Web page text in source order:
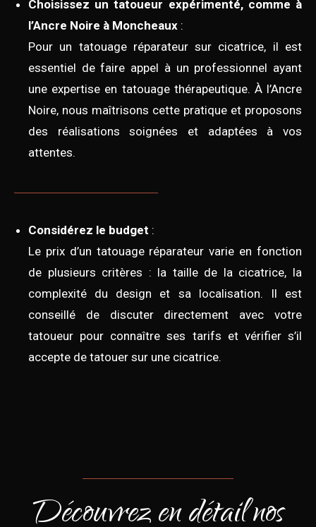
Choisissez un tatoueur expérimenté, comme à
l’Ancre Noire à Moncheaux :
Pour un tatouage réparateur sur cicatrice, il est
essentiel de faire appel à un professionnel ayant
une expertise en tatouage thérapeutique. À l’Ancre
Noire, nous maîtrisons cette pratique et proposons
des réalisations soignées et adaptées à vos
attentes.
Considérez le budget :
Le prix d’un tatouage réparateur varie en fonction
de plusieurs critères : la taille de la cicatrice, la
complexité du design et sa localisation. Il est
conseillé de discuter directement avec votre
tatoueur pour connaître ses tarifs et vérifier s’il
accepte de tatouer sur une cicatrice.
Découvrez en détail nos